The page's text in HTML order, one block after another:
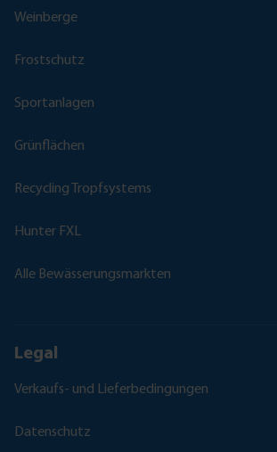
Weinberge
Frostschutz
Sportanlagen
Grünflächen
Recycling Tropfsystems
Hunter FXL
Alle Bewässerungsmarkten
Legal
Verkaufs- und Lieferbedingungen
Datenschutz